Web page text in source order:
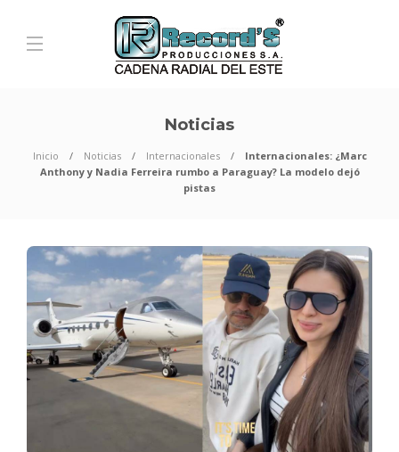
Noticias
Inicio Noticias Internacionales
Internacionales: ¿Marc
Anthony y Nadia Ferreira rumbo a Paraguay? La modelo dejó
pistas